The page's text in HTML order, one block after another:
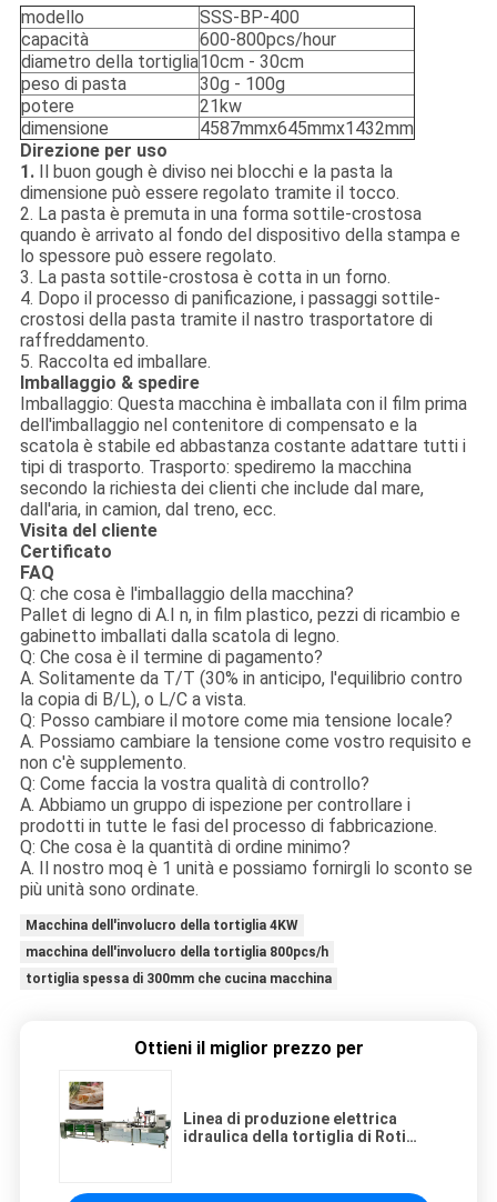
modello
SSS-BP-400
capacità
600-800pcs/hour
diametro della tortiglia10cm - 30cm
peso di pasta
30g - 100g
potere
21kw
dimensione
4587mmx645mmx1432mm
Direzione per uso
1.
Il buon gough è diviso nei blocchi e la pasta la
dimensione può essere regolato tramite il tocco.
2. La pasta è premuta in una forma sottile-crostosa
quando è arrivato al fondo del dispositivo della stampa e
lo spessore può essere regolato.
3. La pasta sottile-crostosa è cotta in un forno.
4. Dopo il processo di panificazione, i passaggi sottile-
crostosi della pasta tramite il nastro trasportatore di
raffreddamento.
5. Raccolta ed imballare.
Imballaggio & spedire
Imballaggio: Questa macchina è imballata con il film prima
dell'imballaggio nel contenitore di compensato e la
scatola è stabile ed abbastanza costante adattare tutti i
tipi di trasporto. Trasporto: spediremo la macchina
secondo la richiesta dei clienti che include dal mare,
dall'aria, in camion, dal treno, ecc.
Visita del cliente
Certificato
FAQ
Q: che cosa è l'imballaggio della macchina?
Pallet di legno di A.I n, in film plastico, pezzi di ricambio e
gabinetto imballati dalla scatola di legno.
Q: Che cosa è il termine di pagamento?
A. Solitamente da T/T (30% in anticipo, l'equilibrio contro
la copia di B/L), o L/C a vista.
Q: Posso cambiare il motore come mia tensione locale?
A. Possiamo cambiare la tensione come vostro requisito e
non c'è supplemento.
Q: Come faccia la vostra qualità di controllo?
A. Abbiamo un gruppo di ispezione per controllare i
prodotti in tutte le fasi del processo di fabbricazione.
Q: Che cosa è la quantità di ordine minimo?
A. Il nostro moq è 1 unità e possiamo fornirgli lo sconto se
più unità sono ordinate.
Macchina dell'involucro della tortiglia 4KW
macchina dell'involucro della tortiglia 800pcs/h
tortiglia spessa di 300mm che cucina macchina
Ottieni il miglior prezzo per
Linea di produzione elettrica
idraulica della tortiglia di Roti